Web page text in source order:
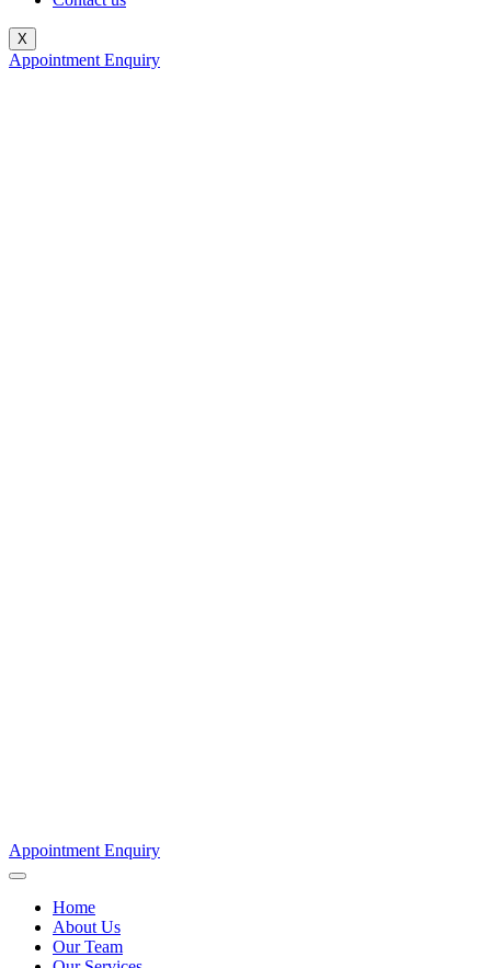
X
Appointment Enquiry
Appointment Enquiry
Home
About Us
Our Team